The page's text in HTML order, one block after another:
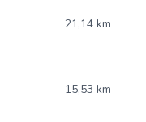
21,14 km
15,53 km